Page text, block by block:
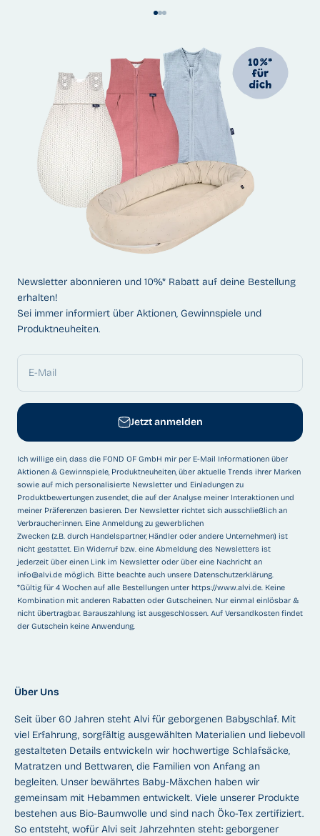
Newsletter abonnieren und 10%* Rabatt auf deine Bestellung
erhalten!
Sei immer informiert über Aktionen, Gewinnspiele und
Produktneuheiten.
E-Mail
Jetzt anmelden
Ich willige ein, dass die FOND OF GmbH mir per E-Mail Informationen über
Aktionen & Gewinnspiele, Produktneuheiten, über aktuelle Trends ihrer Marken
sowie auf mich personalisierte Newsletter und Einladungen zu
Produktbewertungen zusendet, die auf der Analyse meiner Interaktionen und
meiner Präferenzen basieren. Der Newsletter richtet sich ausschließlich an
Verbraucher:innen. Eine Anmeldung zu gewerblichen
Zwecken (z.B. durch Handelspartner, Händler oder andere Unternehmen) ist
nicht gestattet. Ein Widerruf bzw. eine Abmeldung des Newsletters ist
jederzeit über einen Link im Newsletter oder über eine Nachricht an
info@alvi.de möglich. Bitte beachte auch unsere Datenschutzerklärung.
*Gültig für 4 Wochen auf alle Bestellungen unter https://www.alvi.de. Keine
Kombination mit anderen Rabatten oder Gutscheinen. Nur einmal einlösbar &
nicht übertragbar. Barauszahlung ist ausgeschlossen. Auf Versandkosten findet
der Gutschein keine Anwendung.
Über Uns
Seit über 60 Jahren steht Alvi für geborgenen Babyschlaf. Mit
viel Erfahrung, sorgfältig ausgewählten Materialien und liebevoll
gestalteten Details entwickeln wir hochwertige Schlafsäcke,
Matratzen und Bettwaren, die Familien von Anfang an
begleiten. Unser bewährtes Baby-Mäxchen haben wir
gemeinsam mit Hebammen entwickelt. Viele unserer Produkte
bestehen aus Bio-Baumwolle und sind nach Öko-Tex zertifiziert.
So entsteht, wofür Alvi seit Jahrzehnten steht: geborgener